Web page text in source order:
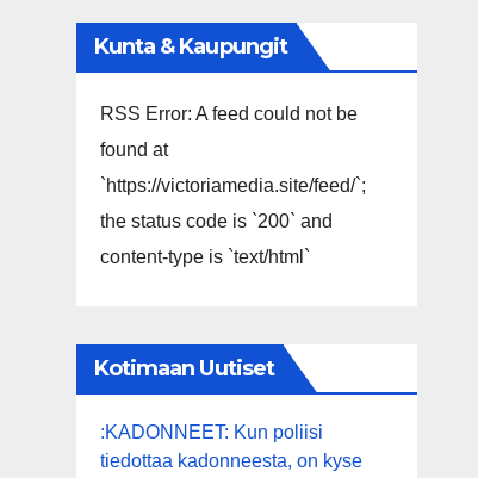
Kunta & Kaupungit
RSS Error: A feed could not be
found at
`https://victoriamedia.site/feed/`;
the status code is `200` and
content-type is `text/html`
Kotimaan Uutiset
:KADONNEET: Kun poliisi
tiedottaa kadonneesta, on kyse